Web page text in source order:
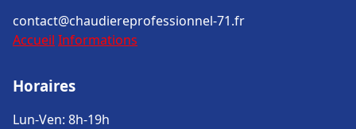
contact@chaudiereprofessionnel-71.fr
Accueil Informations
Horaires
Lun-Ven: 8h-19h